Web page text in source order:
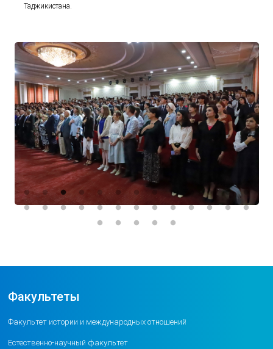
Таджикистана.
Факультеты
Факультет истории и международных отношений
Естественно-научный факультет